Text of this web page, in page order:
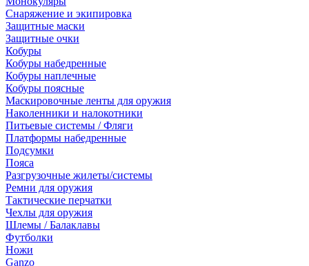
Снаряжение и экипировка
Защитные маски
Защитные очки
Кобуры
Кобуры набедренные
Кобуры наплечные
Кобуры поясные
Маскировочные ленты для оружия
Наколенники и налокотники
Питьевые системы / Фляги
Платформы набедренные
Подсумки
Пояса
Разгрузочные жилеты/системы
Ремни для оружия
Тактические перчатки
Чехлы для оружия
Шлемы / Балаклавы
Футболки
Ножи
Ganzo